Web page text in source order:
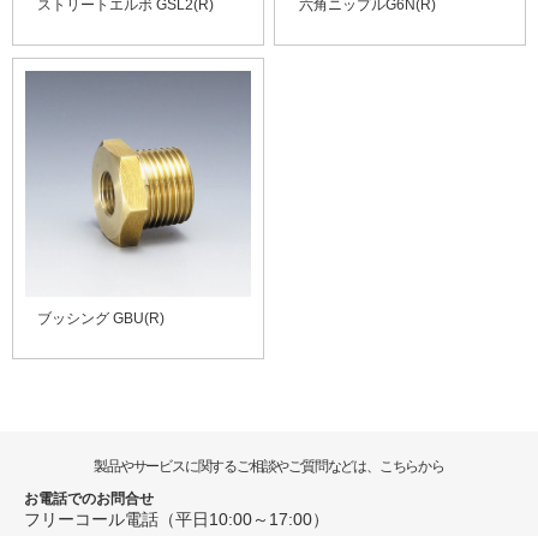
ストリートエルボ GSL2(R) 六角ニップルG6N(R)
ブッシング GBU(R)
製品やサービスに関するご相談やご質問などは、こちらから
お電話でのお問合せ
フリーコール電話（平日10:00～17:00）